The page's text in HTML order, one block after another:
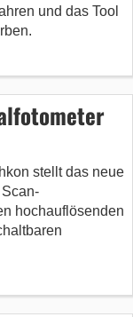
und das Tool
stellt das neue
hochauflösenden